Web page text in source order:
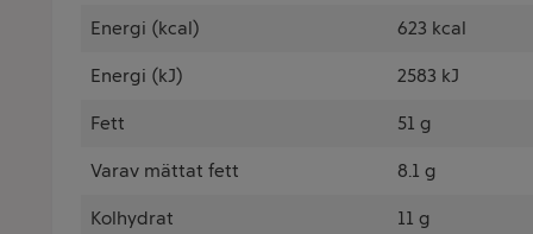
Energi (kcal) 623 kcal
Energi (kJ) 2583 kJ
Fett 51 g
Varav mättat fett 8.1 g
Kolhydrat 11 g